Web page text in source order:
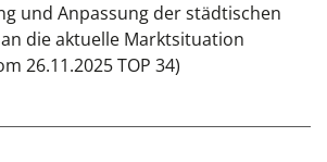
und Anpassung der städtischen
die aktuelle Marktsituation
26.11.2025 TOP 34)